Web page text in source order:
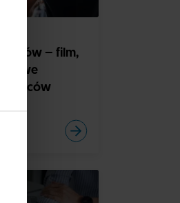
– film,
nowe